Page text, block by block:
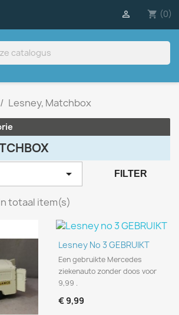
shopping_cart (0)

Lesney, Matchbox
 FILTER
totaal item(s)
Lesney No 3 GEBRUIKT
Een gebruikte Mercedes
ziekenauto zonder doos voor
9,99 .
€ 9,99